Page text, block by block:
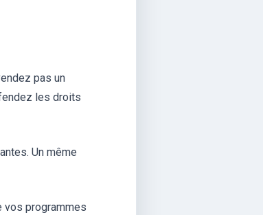
pas un
les droits
Un même
vos programmes